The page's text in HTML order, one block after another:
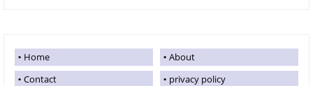
Home
About
Contact
privacy policy